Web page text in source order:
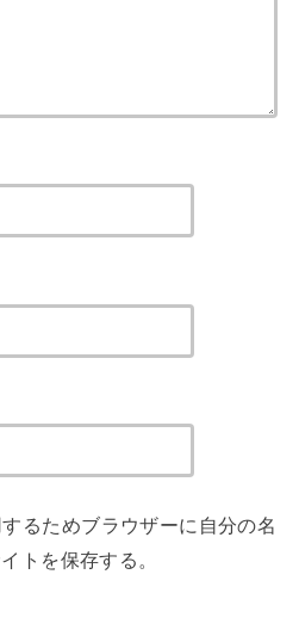
るためブラウザーに自分の名
トを保存する。